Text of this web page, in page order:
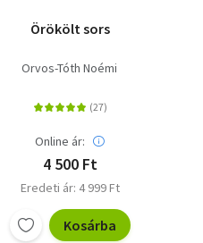
Örökölt sors
Orvos-Tóth Noémi
Online ár:
4 500 Ft
Eredeti ár: 4 999 Ft
Kosárba